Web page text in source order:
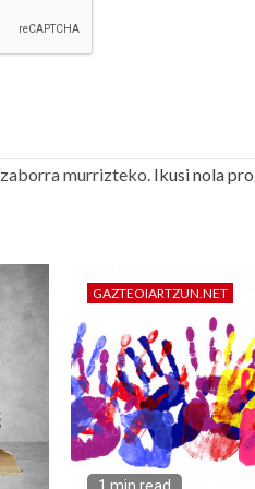
murrizteko. Ikusi nola
GAZTEOIARTZUN.NET